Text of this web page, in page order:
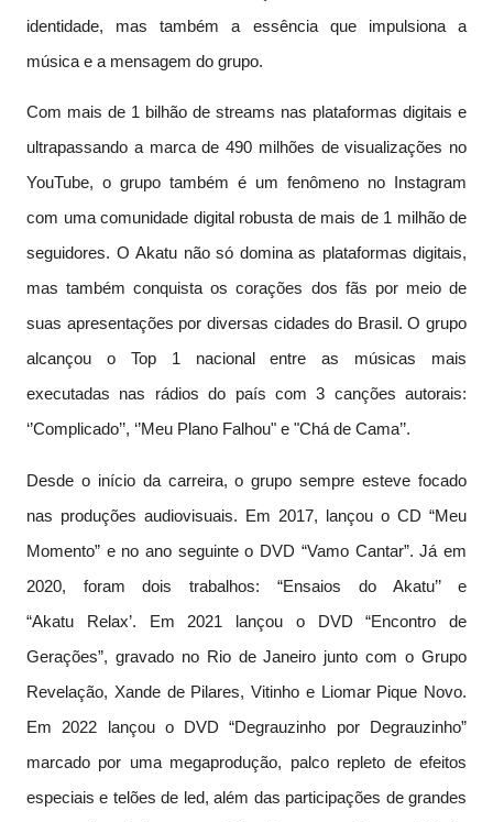
identidade, mas também a essência que impulsiona a
música e a mensagem do grupo.
Com mais de 1 bilhão de streams nas plataformas digitais e
ultrapassando a marca de 490 milhões de visualizações no
YouTube, o grupo também é um fenômeno no Instagram
com uma comunidade digital robusta de mais de 1 milhão de
seguidores. O Akatu não só domina as plataformas digitais,
mas também conquista os corações dos fãs por meio de
suas apresentações por diversas cidades do Brasil. O grupo
alcançou o Top 1 nacional entre as músicas mais
executadas nas rádios do país com 3 canções autorais:
‘’Complicado’’, ‘’Meu Plano Falhou" e "Chá de Cama’’.
Desde o início da carreira, o grupo sempre esteve focado
nas produções audiovisuais. Em 2017, lançou o CD “Meu
Momento” e no ano seguinte o DVD “Vamo Cantar”. Já em
2020, foram dois trabalhos: “Ensaios do Akatu’’ e
“Akatu Relax’. Em 2021 lançou o DVD “Encontro de
Gerações”, gravado no Rio de Janeiro junto com o Grupo
Revelação, Xande de Pilares, Vitinho e Liomar Pique Novo.
Em 2022 lançou o DVD “Degrauzinho por Degrauzinho”
marcado por uma megaprodução, palco repleto de efeitos
especiais e telões de led, além das participações de grandes